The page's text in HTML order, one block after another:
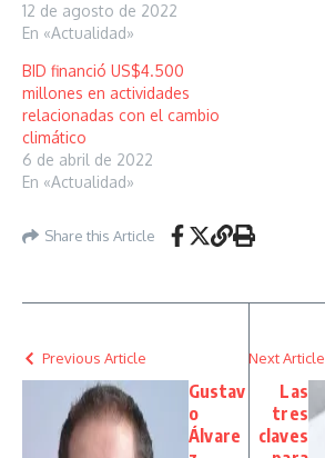
12 de agosto de 2022
En «Actualidad»
BID financió US$4.500
millones en actividades
relacionadas con el cambio
climático
6 de abril de 2022
En «Actualidad»
Share this Article
Previous Article
Gustav
o
Álvare
Next Article
Las
tres
claves